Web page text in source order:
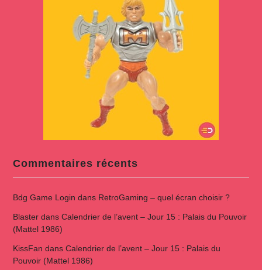
Commentaires récents
Bdg Game Login dans RetroGaming – quel écran choisir ?
Blasterdans Calendrier de l’avent – Jour 15 : Palais du Pouvoir
(Mattel 1986)
KissFan dans Calendrier de l’avent – Jour 15 : Palais du
Pouvoir (Mattel 1986)